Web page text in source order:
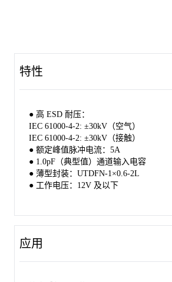
特性
● 高 ESD 耐压：
IEC 61000-4-2: ±30kV（空气）
IEC 61000-4-2: ±30kV（接触）
● 额定峰值脉冲电流：5A
● 1.0pF（典型值）通道输入电容
● 薄型封装：UTDFN-1×0.6-2L
● 工作电压：12V 及以下
应用